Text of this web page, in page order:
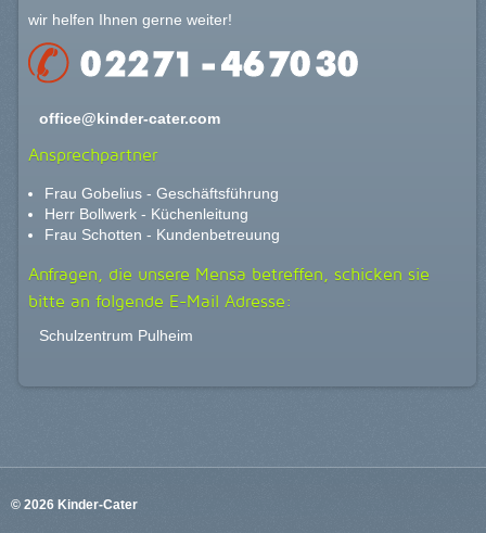
wir helfen Ihnen gerne weiter!
office@kinder-cater.com
Ansprechpartner
Frau Gobelius - Geschäftsführung
Herr Bollwerk - Küchenleitung
Frau Schotten - Kundenbetreuung
Anfragen, die unsere Mensa betreffen, schicken sie
bitte an folgende E-Mail Adresse:
Schulzentrum Pulheim
© 2026 Kinder-Cater